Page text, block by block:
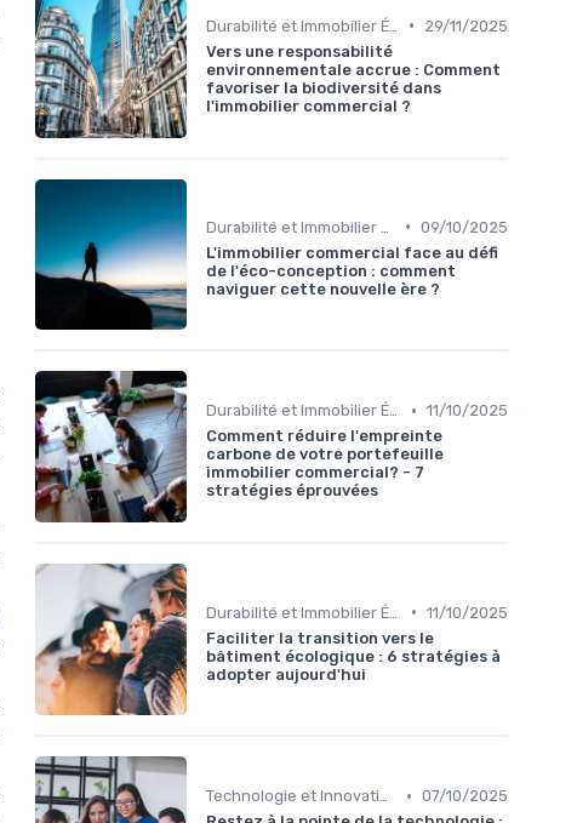
•
29/11/2025
Vers une responsabilité
environnementale accrue : Comment
favoriser la biodiversité dans
l'immobilier commercial ?
• 09/10/2025
L'immobilier commercial face au défi
de l'éco-conception : comment
naviguer cette nouvelle ère ?
Durabilité et Immobilier Éco-responsable • 11/10/2025
Comment réduire l'empreinte
carbone de votre portefeuille
immobilier commercial? - 7
stratégies éprouvées
• 11/10/2025
Faciliter la transition vers le
bâtiment écologique : 6 stratégies à
adopter aujourd'hui
Technologie et Innovation en Gestion Immobilière • 07/10/2025